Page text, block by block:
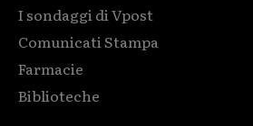
I sondaggi di Vpost
Comunicati Stampa
Farmacie
Biblioteche